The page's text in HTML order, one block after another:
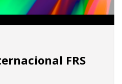
FRS